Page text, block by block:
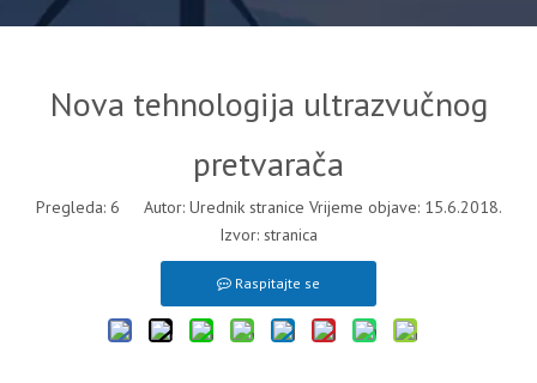
Nova tehnologija ultrazvučnog
pretvarača
Pregleda: 6 Autor: Urednik stranice Vrijeme objave: 15.6.2018.
Izvor: stranica
Raspitajte se